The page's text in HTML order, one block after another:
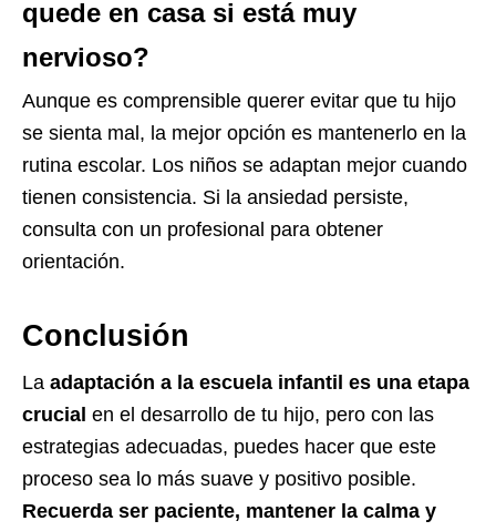
quede en casa si está muy
nervioso?
Aunque es comprensible querer evitar que tu hijo
se sienta mal, la mejor opción es mantenerlo en la
rutina escolar. Los niños se adaptan mejor cuando
tienen consistencia. Si la ansiedad persiste,
consulta con un profesional para obtener
orientación.
Conclusión
La adaptación a la escuela infantil es una etapa
crucial en el desarrollo de tu hijo, pero con las
estrategias adecuadas, puedes hacer que este
proceso sea lo más suave y positivo posible.
Recuerda ser paciente, mantener la calma y